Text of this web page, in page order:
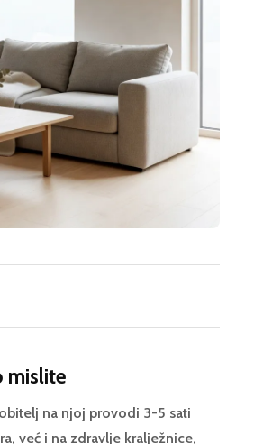
mislite
na njoj provodi 3-5 sati
već i na zdravlje kralježnice,